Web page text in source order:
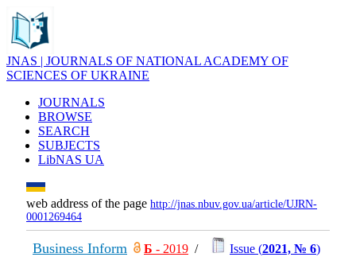
JNAS | JOURNALS OF NATIONAL ACADEMY OF
SCIENCES OF UKRAINE
JOURNALS
BROWSE
SEARCH
SUBJECTS
LibNAS UA
web address of the page http://jnas.nbuv.gov.ua/article/UJRN-
0001269464
Business Inform Б - 2019 / Issue (2021, № 6)